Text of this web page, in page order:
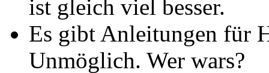
ist gleich viel besser.
Es gibt Anleitungen für
Unmöglich. Wer wars?